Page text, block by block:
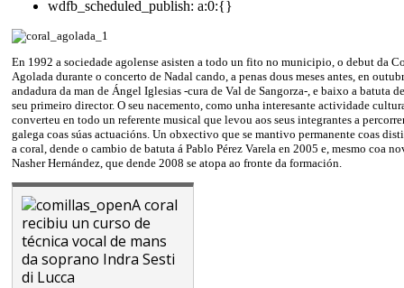
wdfb_scheduled_publish: a:0:{}
En 1992 a sociedade agolense asisten a todo un fito no municipio, o debut da
Agolada durante o concerto de Nadal cando, a penas dous meses antes, en
andadura da man de Ángel Iglesias -cura de Val de Sangorza-, e baixo a batuta
seu primeiro director. O seu nacemento, como unha interesante actividade
converteu en todo un referente musical que levou aos seus integrantes a
galega coas súas actuacións. Un obxectivo que se mantivo permanente coas
a coral, dende o cambio de batuta á Pablo Pérez Varela en 2005 e, mesmo coa
Nasher Hernández, que dende 2008 se atopa ao fronte da formación.
A coral
recibiu un curso de
técnica vocal de mans
da soprano Indra Sesti
di Lucca